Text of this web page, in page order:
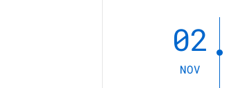
02
NOV